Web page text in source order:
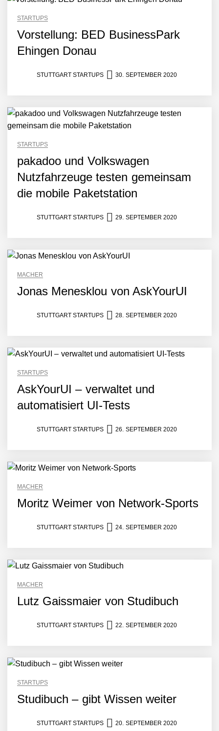
STARTUPS
Vorstellung: BED BusinessPark
Ehingen Donau
STUTTGART STARTUPS 30. SEPTEMBER 2020
STARTUPS
pakadoo und Volkswagen
Nutzfahrzeuge testen gemeinsam
die mobile Paketstation
STUTTGART STARTUPS 29. SEPTEMBER 2020
MACHER
Jonas Menesklou von AskYourUI
STUTTGART STARTUPS 28. SEPTEMBER 2020
STARTUPS
AskYourUI – verwaltet und
automatisiert UI-Tests
STUTTGART STARTUPS 26. SEPTEMBER 2020
MACHER
Moritz Weimer von Network-Sports
STUTTGART STARTUPS 24. SEPTEMBER 2020
MACHER
Lutz Gaissmaier von Studibuch
STUTTGART STARTUPS 22. SEPTEMBER 2020
STARTUPS
Studibuch – gibt Wissen weiter
STUTTGART STARTUPS 20. SEPTEMBER 2020